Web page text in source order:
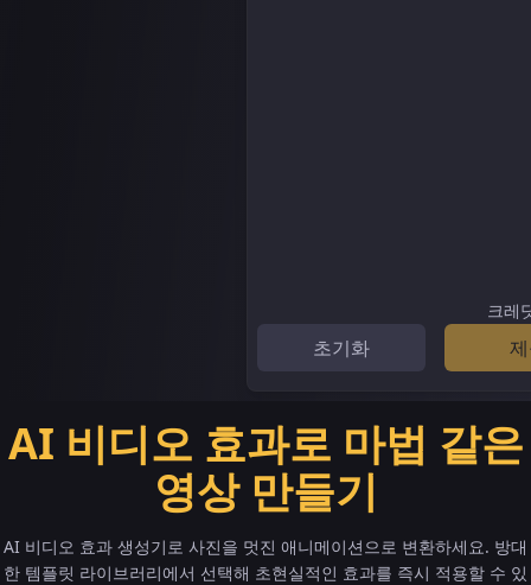
초기화
크레
AI 비디오 효과로 마법 같은
영상 만들기
AI 비디오 효과 생성기로 사진을 멋진 애니메이션으로 변환하세요. 방대
한 템플릿 라이브러리에서 선택해 초현실적인 효과를 즉시 적용할 수 있